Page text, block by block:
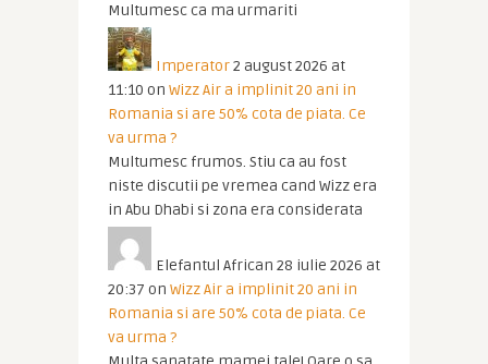
Multumesc ca ma urmariti
Imperator2 august 2026 at
11:10 on Wizz Air a implinit 20 ani in
Romania si are 50% cota de piata. Ce
va urma ?
Multumesc frumos. Stiu ca au fost
niste discutii pe vremea cand Wizz era
in Abu Dhabi si zona era considerata
Elefantul African 28 iulie 2026 at
20:37 on Wizz Air a implinit 20 ani in
Romania si are 50% cota de piata. Ce
va urma ?